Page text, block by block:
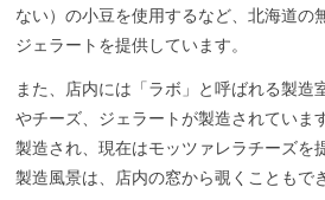
ない）の小豆を使用するなど、北海道の
ジェラートを提供しています。
また、店内には「ラボ」と呼ばれる製造
やチーズ、ジェラートが製造されていま
製造され、現在はモッツァレラチーズを
製造風景は、店内の窓から覗くこともで